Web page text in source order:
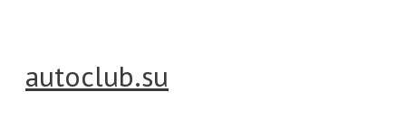
autoclub.su